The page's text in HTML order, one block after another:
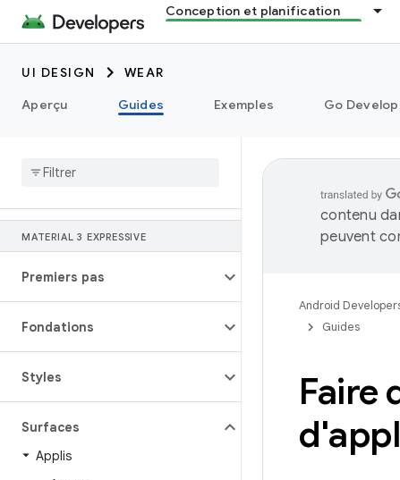
Conception et planification
UI DESIGN
WEAR
Aperçu
Guides Exemples Go
MATERIAL 3 EXPRESSIVE
Premiers pas
Fondations
Styles
Surfaces
Applis
contenu
peuvent
Android
Guides
Faire